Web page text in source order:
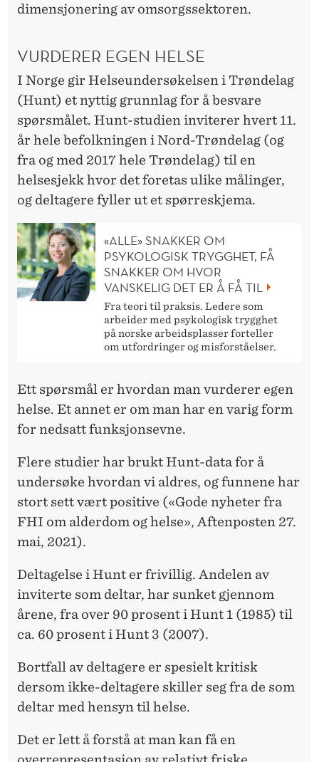
dimensjonering av omsorgssektoren.
VURDERER EGEN HELSE
I Norge gir Helseundersøkelsen i Trøndelag
(Hunt) et nyttig grunnlag for å besvare
spørsmålet. Hunt-studien inviterer hvert 11.
år hele befolkningen i Nord-Trøndelag (og
fra og med 2017 hele Trøndelag) til en
helsesjekk hvor det foretas ulike målinger,
og deltagere fyller ut et spørreskjema.
«ALLE» SNAKKER OM
PSYKOLOGISK TRYGGHET, FÅ
SNAKKER OM HVOR
VANSKELIG DET ER Å FÅ TIL
Fra teori til praksis. Ledere som
arbeider med psykologisk trygghet
på norske arbeidsplasser forteller
om utfordringer og misforståelser.
Ett spørsmål er hvordan man vurderer egen
helse. Et annet er om man har en varig form
for nedsatt funksjonsevne.
Flere studier har brukt Hunt-data for å
undersøke hvordan vi aldres, og funnene har
stort sett vært positive («Gode nyheter fra
FHI om alderdom og helse», Aftenposten 27.
mai, 2021).
Deltagelse i Hunt er frivillig. Andelen av
inviterte som deltar, har sunket gjennom
årene, fra over 90 prosent i Hunt 1 (1985) til
ca. 60 prosent i Hunt 3 (2007).
Bortfall av deltagere er spesielt kritisk
dersom ikke-deltagere skiller seg fra de som
deltar med hensyn til helse.
Det er lett å forstå at man kan få en